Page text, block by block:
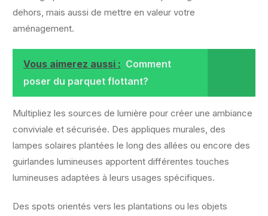
dehors, mais aussi de mettre en valeur votre
aménagement.
Vous aimerez aussi : Comment
poser du parquet flottant?
Multipliez les sources de lumière pour créer une ambiance
conviviale et sécurisée. Des appliques murales, des
lampes solaires plantées le long des allées ou encore des
guirlandes lumineuses apportent différentes touches
lumineuses adaptées à leurs usages spécifiques.
Des spots orientés vers les plantations ou les objets